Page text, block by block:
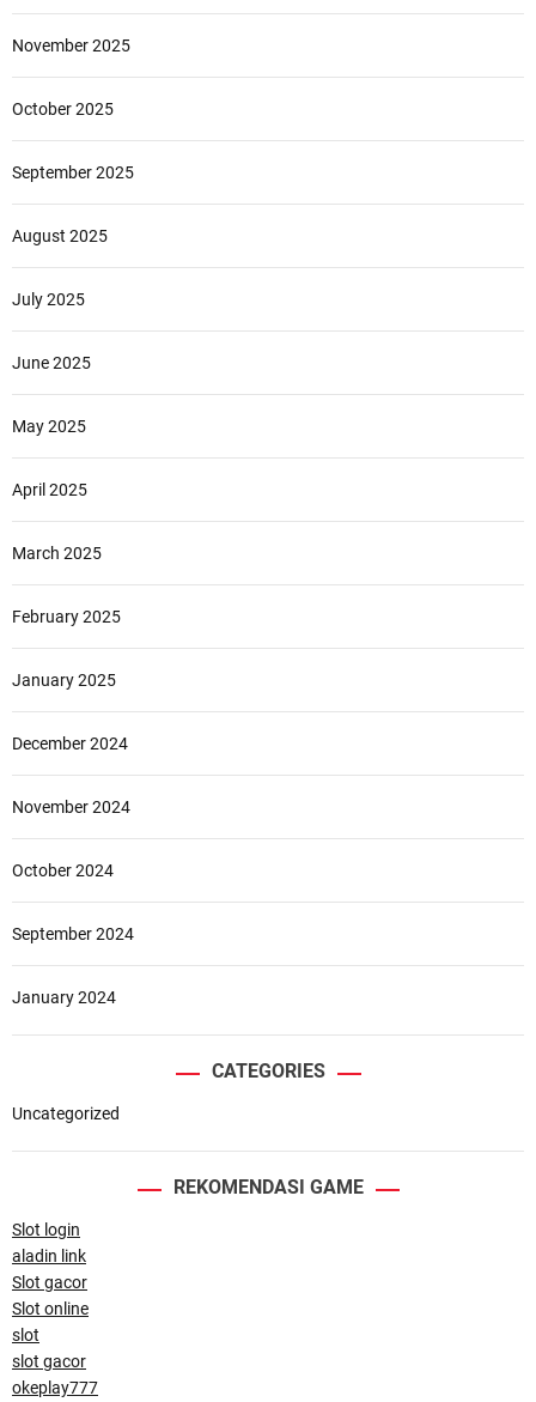
November 2025
October 2025
September 2025
August 2025
July 2025
June 2025
May 2025
April 2025
March 2025
February 2025
January 2025
December 2024
November 2024
October 2024
September 2024
January 2024
CATEGORIES
Uncategorized
REKOMENDASI GAME
Slot login
aladin link
Slot gacor
Slot online
slot
slot gacor
okeplay777